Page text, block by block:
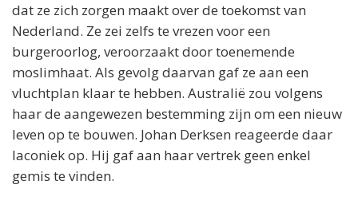
dat ze zich zorgen maakt over de toekomst van
Nederland. Ze zei zelfs te vrezen voor een
burgeroorlog, veroorzaakt door toenemende
moslimhaat. Als gevolg daarvan gaf ze aan een
vluchtplan klaar te hebben. Australië zou volgens
haar de aangewezen bestemming zijn om een nieuw
leven op te bouwen. Johan Derksen reageerde daar
laconiek op. Hij gaf aan haar vertrek geen enkel
gemis te vinden.